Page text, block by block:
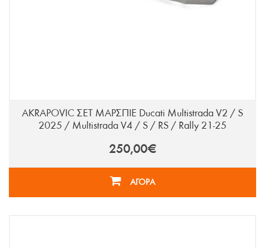
AKRAPOVIC ΣΕΤ ΜΑΡΣΠΙΕ Ducati Multistrada V2 / S
2025 / Multistrada V4 / S / RS / Rally 21-25
250,00€
ΑΓΟΡΑ